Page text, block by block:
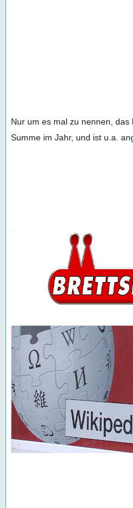
Nur um es mal zu nennen,
Summe im Jahr, und ist u.a.